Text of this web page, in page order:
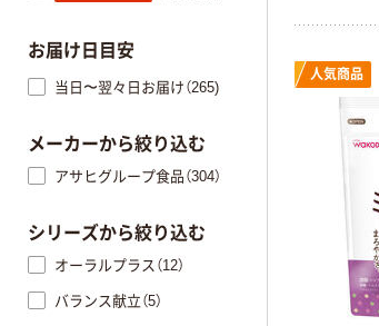
人気商品
お届け日目安
当日〜翌々日お届け（265)
メーカーから絞り込む
アサヒグループ食品（304）
シリーズから絞り込む
オーラルプラス（12）
バランス献立（5）